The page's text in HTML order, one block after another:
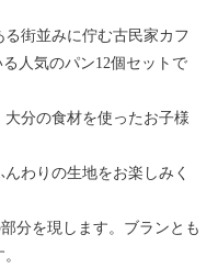
街並みに佇む古民家カフ
人気のパン12個セットで
分の食材を使ったお子様
わりの生地をお楽しみく
分を現します。ブランとも